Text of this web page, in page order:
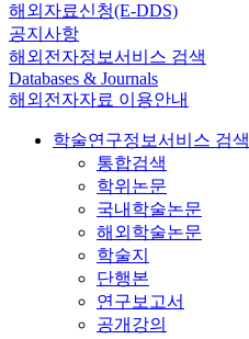
해외자료신청(E-DDS)
공지사항
해외전자정보서비스 검색
Databases & Journals
해외전자자료 이용안내
학술연구정보서비스 검색
통합검색
학위논문
국내학술논문
해외학술논문
학술지
단행본
연구보고서
공개강의